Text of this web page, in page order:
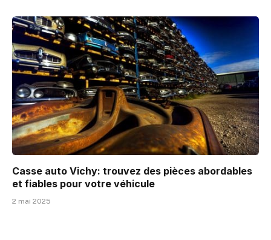
Casse auto Vichy: trouvez des pièces abordables
et fiables pour votre véhicule
2 mai 2025